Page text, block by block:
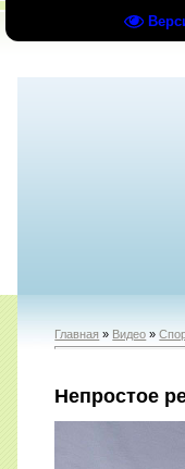
Главная » Видео »
Непростое